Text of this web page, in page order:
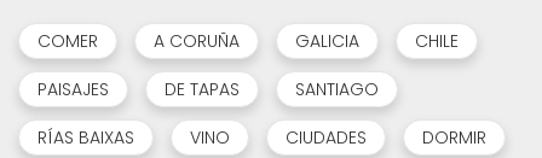
COMER A CORUÑA GALICIA
CHILE
PAISAJES
DE TAPAS
SANTIAGO
RÍAS BAIXAS
VINO CIUDADES
DORMIR